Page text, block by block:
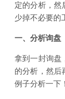
定的分析，然
少掉不必要的
一、分析询盘
拿到一封询盘
的分析，然后
例子分析一下！